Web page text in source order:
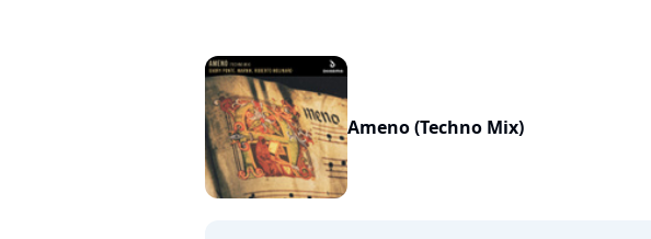
Ameno (Techno Mix)